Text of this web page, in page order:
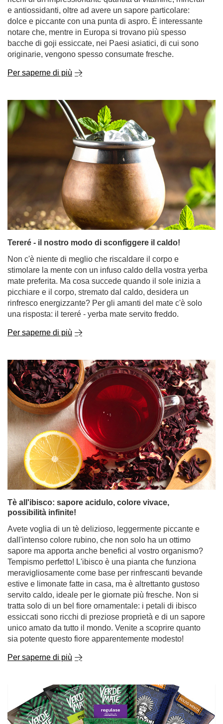
Per saperne di più
Tereré - il nostro modo di sconfiggere il caldo!
Non c'è niente di meglio che riscaldare il corpo e
stimolare la mente con un infuso caldo della vostra yerba
mate preferita. Ma cosa succede quando il sole inizia a
rinfresco energizzante? Per gli amanti del mate c'è solo
una risposta: il tereré - yerba mate servito freddo.
Per saperne di più
Tè all'ibisco: sapore acidulo, colore vivace,
possibilità infinite!
Avete voglia di un tè delizioso, leggermente piccante e
dall'intenso colore rubino, che non solo ha un ottimo
Tempismo perfetto! L'ibisco è una pianta che funziona
meravigliosamente come base per rinfrescanti bevande
estive e limonate fatte in casa, ma è altrettanto gustoso
servito caldo, ideale per le giornate più fresche. Non si
tratta solo di un bel fiore ornamentale: i petali di ibisco
essiccati sono ricchi di preziose proprietà e di un sapore
unico amato da tutto il mondo. Venite a scoprire quanto
sia potente questo fiore apparentemente modesto!
Per saperne di più